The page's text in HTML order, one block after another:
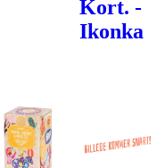
Kort. -
Ikonka